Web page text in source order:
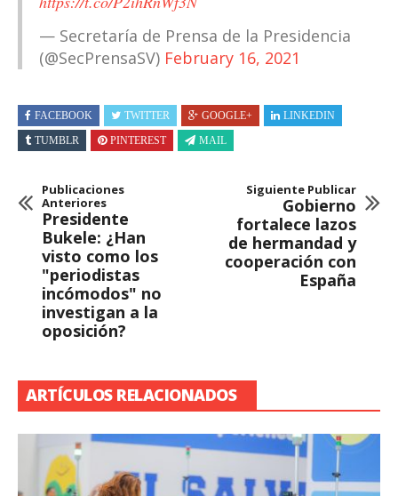
— Secretaría de Prensa de la Presidencia
(@SecPrensaSV) February 16, 2021
FACEBOOK TWITTER GOOGLE+
LINKEDIN
TUMBLR
PINTEREST MAIL
Publicaciones
Anteriores
Presidente
Bukele: ¿Han
visto como los
"periodistas
incómodos" no
investigan a la
oposición?
Siguiente Publicar
Gobierno
fortalece lazos
de hermandad y
cooperación con
España
ARTÍCULOS RELACIONADOS